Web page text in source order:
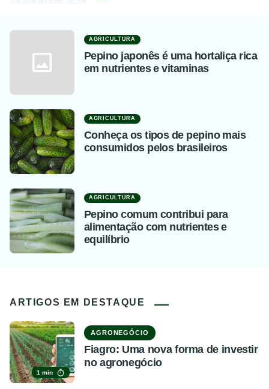
AGRICULTURA
Pepino japonês é uma hortaliça rica
em nutrientes e vitaminas
AGRICULTURA
Conheça os tipos de pepino mais
consumidos pelos brasileiros
AGRICULTURA
Pepino comum contribui para
alimentação com nutrientes e
equilíbrio
ARTIGOS EM DESTAQUE
1 min
AGRONEGÓCIO
Fiagro: Uma nova forma de investir
no agronegócio